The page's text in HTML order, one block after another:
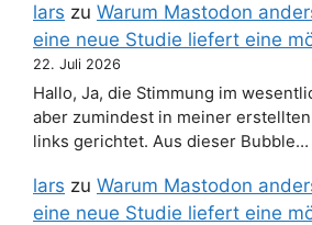
lars zu Warum Mastodon
eine neue Studie liefert eine
22. Juli 2026
Hallo, Ja, die Stimmung im
aber zumindest in meiner
links gerichtet. Aus dieser Bubble…
lars zu Warum Mastodon
eine neue Studie liefert eine